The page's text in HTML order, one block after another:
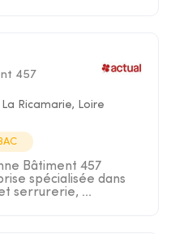
457
La Ricamarie, Loire
Bâtiment 457
spécialisée dans
serrurerie, ...